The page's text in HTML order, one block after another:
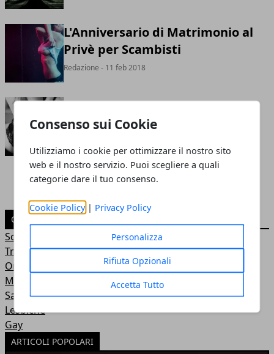
Consenso sui Cookie
Utilizziamo i cookie per ottimizzare il nostro sito
web e il nostro servizio. Puoi scegliere a quali
categorie dare il tuo consenso.
Cookie Policy | Privacy Policy
Personalizza
Rifiuta Opzionali
Accetta Tutto
L'Anniversario di Matrimonio al
Privè per Scambisti
Redazione - 11 feb 2018
Scambio di Coppia nella Notte
Redazione- 17 dic 2017
CATEGORIE
Scambio di Coppie
Tradimenti
Orgia
Masturbazione
Sadomaso
Lesbiche
Gay
ARTICOLI POPOLARI